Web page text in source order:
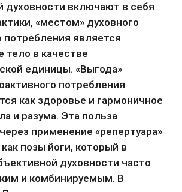
духовности включают в себя
«местом» духовного
потребления является
тело в качестве
единицы. «Выгода»
потребления
как здоровье и гармоничное
и разума. Эта польза
применение «репертуара»
как позы йоги, который в
духовности часто
и комбинируемым. В